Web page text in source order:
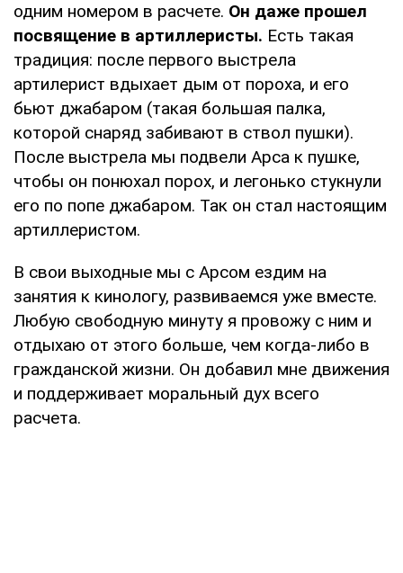
одним номером в расчете. Он даже прошел
посвящение в артиллеристы. Есть такая
традиция: после первого выстрела
артилерист вдыхает дым от пороха, и его
бьют джабаром (такая большая палка,
которой снаряд забивают в ствол пушки).
После выстрела мы подвели Арса к пушке,
чтобы он понюхал порох, и легонько стукнули
его по попе джабаром. Так он стал настоящим
артиллеристом.
В свои выходные мы с Арсом ездим на
занятия к кинологу, развиваемся уже вместе.
Любую свободную минуту я провожу с ним и
отдыхаю от этого больше, чем когда-либо в
гражданской жизни. Он добавил мне движения
и поддерживает моральный дух всего
расчета.